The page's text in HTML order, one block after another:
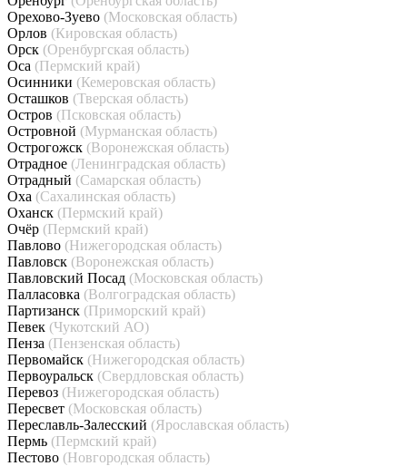
Орехово-Зуево (Московская область)
Орлов (Кировская область)
Орск (Оренбургская область)
Оса (Пермский край)
Осинники (Кемеровская область)
Осташков (Тверская область)
Остров (Псковская область)
Островной (Мурманская область)
Острогожск (Воронежская область)
Отрадное (Ленинградская область)
Отрадный (Самарская область)
Оха (Сахалинская область)
Оханск (Пермский край)
Очёр (Пермский край)
Павлово (Нижегородская область)
Павловск (Воронежская область)
Павловский Посад (Московская область)
Палласовка (Волгоградская область)
Партизанск (Приморский край)
Певек (Чукотский АО)
Пенза (Пензенская область)
Первомайск (Нижегородская область)
Первоуральск (Свердловская область)
Перевоз (Нижегородская область)
Пересвет (Московская область)
Переславль-Залесский (Ярославская область)
Пермь (Пермский край)
Пестово (Новгородская область)